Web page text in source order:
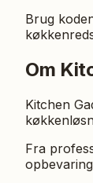
Brug
Om
Kitchen
Fra